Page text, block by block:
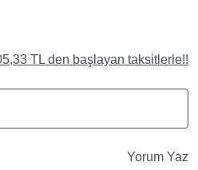
TL den başlayan taksitlerle!!
Yorum Yaz